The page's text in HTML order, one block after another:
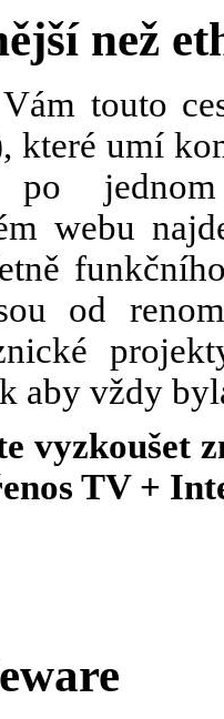
než
touto
které umí
po
webu
od
aby vždy
vyzkoušet
TV +